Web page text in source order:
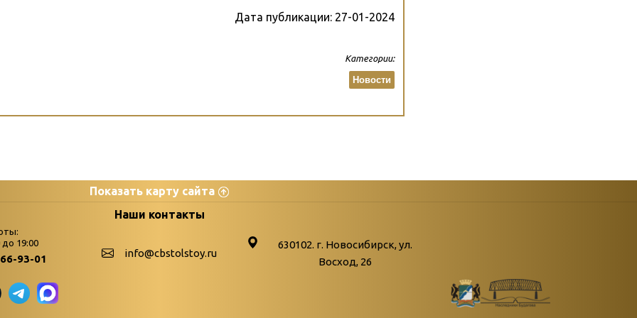
Дата публикации: 27-01-2024
Категории:
Новости
Показать карту сайта
palitra
Бюллетень новых поступлений
Война. Народ. Победа.
Наши контакты
до 19:00
93-01 info@cbstolstoy.ru
630102. г. Новосибирск, ул.
Восход, 26